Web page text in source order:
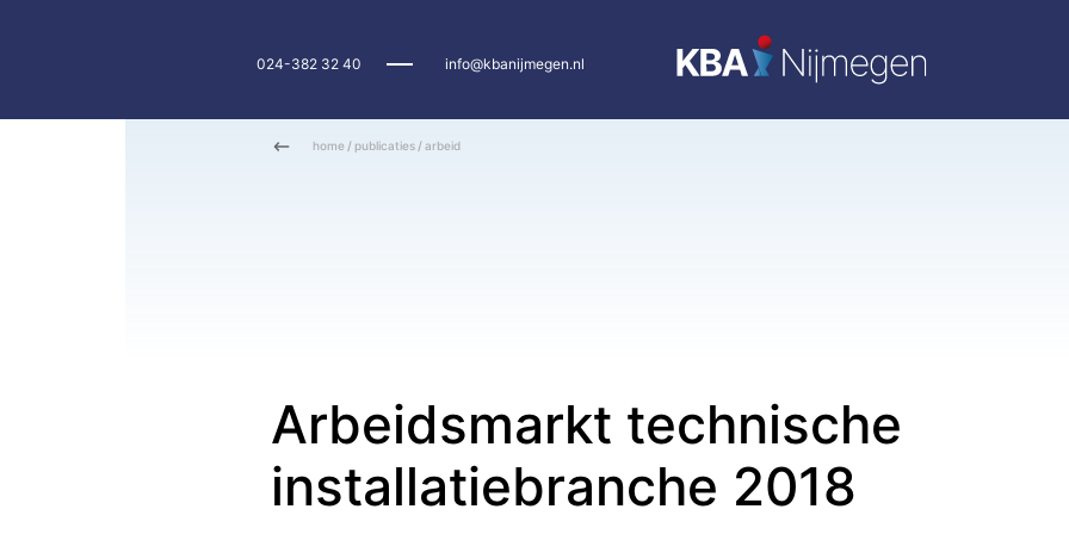
024-382 32 40 info@kbanijmegen.nl
home / publicaties/arbeid
Arbeidsmarkt technische
installatiebranche 2018